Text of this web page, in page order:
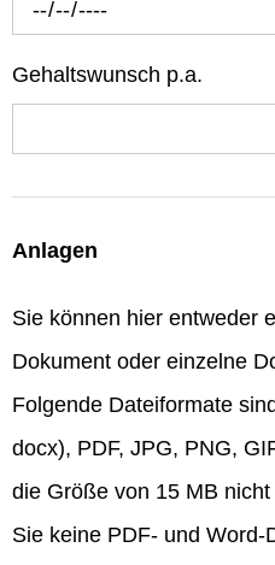
Gehaltswunsch p.a.
Anlagen
Sie können hier entweder
Dokument oder einzelne
Folgende Dateiformate
docx), PDF, JPG, PNG,
die Größe von 15 MB
Sie keine PDF- und